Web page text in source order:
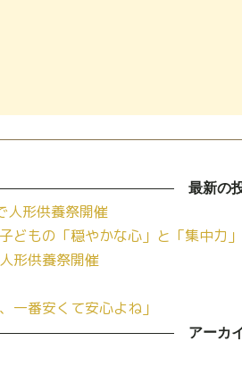
最新の
人形供養祭開催
どもの「穏やかな心」と「集中力
形供養祭開催
一番安くて安心よね」
アーカ